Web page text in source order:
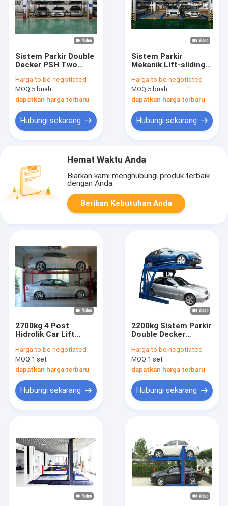
Sistem Parkir Double
Decker PSH Two
Lift
Harga:to be negotiated
MOQ:5 buah
dapatkan harga terbaru
Hubungi sekarang
Sistem Parkir
Mekanik Lift-sliding
Parkir Lift
Harga:to be negotiated
MOQ:5 buah
dapatkan harga terbaru
Hubungi sekarang
Hemat Waktu Anda
Biarkan kami menghubungi produk terbaik
dengan Anda.
Berikan Kebutuhan Anda
2700kg 4 Post
Hidrolik Car Lift
Mobil Dua Tingkat
Harga:to be negotiated
MOQ:1 set
dapatkan harga terbaru
Hubungi sekarang
2200kg Sistem Parkir
Double Decker
Memiringkan Mobil
Lift
Harga:to be negotiated
MOQ:1 set
dapatkan harga terbaru
Hubungi sekarang